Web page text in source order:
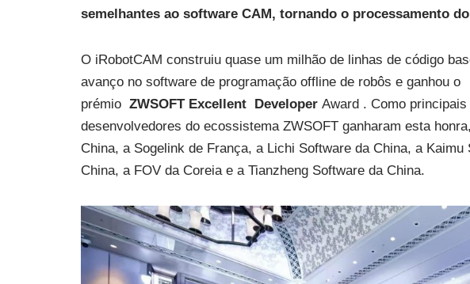
semelhantes ao software CAM, tornando o processamento
O iRobotCAM construiu quase um milhão de linhas de código
avanço no software de programação offline de robôs e ganhou o
prémio ZWSOFT Excellent Developer Award . Como
desenvolvedores do ecossistema ZWSOFT ganharam esta
China, a Sogelink de França, a Lichi Software da China, a
China, a FOV da Coreia e a Tianzheng Software da China.